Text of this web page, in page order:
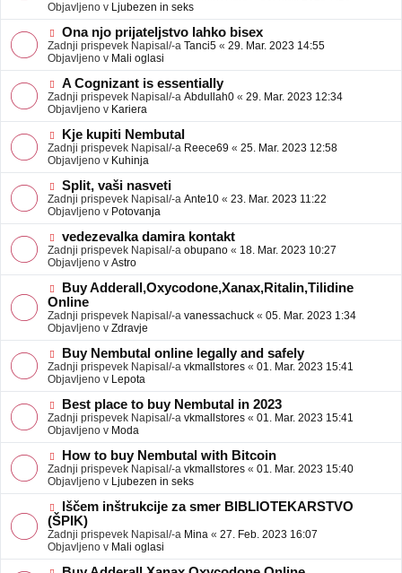
v
e
e
o
b
j
a
v
Objavljeno v Ljubezen in seks
N
o
v
e
o
b
j
a
v
e
Ona njo prijateljstvo lahko bisex
Zadnji prispevek Napisal/-a Tanci5 « 29. Mar. 2023 14:55
Objavljeno v Mali oglasi
N
o
v
e
o
b
j
a
v
e
A Cognizant is essentially
Zadnji prispevek Napisal/-a Abdullah0 « 29. Mar. 2023 12:34
Objavljeno v Kariera
N
o
v
e
o
b
j
a
v
e
Kje kupiti Nembutal
Zadnji prispevek Napisal/-a Reece69 « 25. Mar. 2023 12:58
Objavljeno v Kuhinja
N
o
v
e
o
b
j
a
v
e
Split, vaši nasveti
Zadnji prispevek Napisal/-a Ante10 « 23. Mar. 2023 11:22
Objavljeno v Potovanja
N
o
v
e
o
b
j
a
v
e
vedezevalka damira kontakt
Zadnji prispevek Napisal/-a obupano « 18. Mar. 2023 10:27
Objavljeno v Astro
N
o
v
e
o
b
j
a
v
e
Buy Adderall,Oxycodone,Xanax,Ritalin,Tilidine
Online
Zadnji prispevek Napisal/-a vanessachuck « 05. Mar. 2023 1:34
Objavljeno v Zdravje
N
o
v
e
o
b
j
a
v
e
Buy Nembutal online legally and safely
Zadnji prispevek Napisal/-a vkmallstores « 01. Mar. 2023 15:41
Objavljeno v Lepota
N
o
v
e
o
b
j
a
v
e
Best place to buy Nembutal in 2023
Zadnji prispevek Napisal/-a vkmallstores « 01. Mar. 2023 15:41
Objavljeno v Moda
N
o
v
e
o
b
j
a
v
e
How to buy Nembutal with Bitcoin
Zadnji prispevek Napisal/-a vkmallstores « 01. Mar. 2023 15:40
Objavljeno v Ljubezen in seks
N
o
v
e
o
b
Iščem inštrukcije za smer BIBLIOTEKARSTVO
(ŠPIK)
Zadnji prispevek Napisal/-a Mina « 27. Feb. 2023 16:07
Objavljeno v Mali oglasi